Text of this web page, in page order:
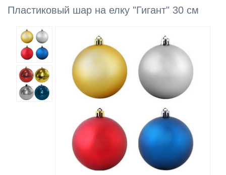
Пластиковый шар на елку "Гигант" 30 см